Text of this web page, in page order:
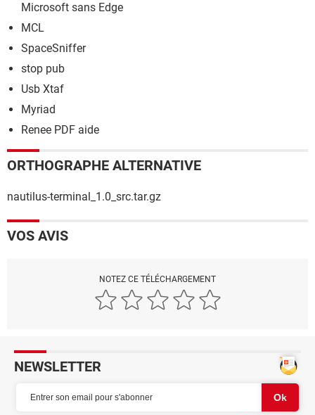
Microsoft sans Edge
MCL
SpaceSniffer
stop pub
Usb Xtaf
Myriad
Renee PDF aide
ORTHOGRAPHE ALTERNATIVE
nautilus-terminal_1.0_src.tar.gz
VOS AVIS
NOTEZ CE TÉLÉCHARGEMENT
NEWSLETTER